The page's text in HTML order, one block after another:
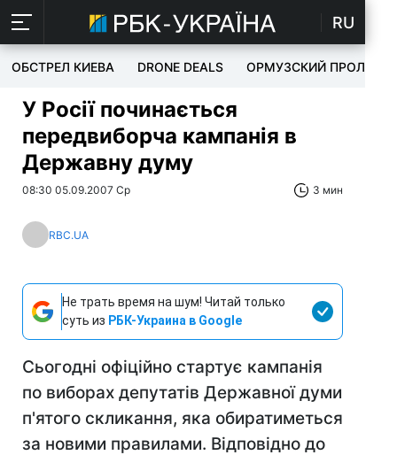
RU
ОБСТРЕЛ КИЕВА DRONE DEALS ОРМУЗСКИЙ ПРОЛИВ
У Росії починається
передвиборча кампанія в
Державну думу
08:30 05.09.2007 Ср 3 мин
RBC.UA
Не трать время на шум! Читай только
суть из РБК-Украина в Google
Сьогодні офіційно стартує кампанія
по виборах депутатів Державної думи
п'ятого скликання, яка обиратиметься
за новими правилами. Відповідно до